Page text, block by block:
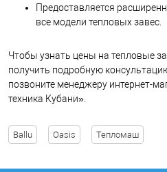
Ballu Oasis Тепломаш
Предоставляется
все модели тепловых завес.
Чтобы узнать цены на тепловые
получить подробную
позвоните менеджеру интернет-
техника Кубани».